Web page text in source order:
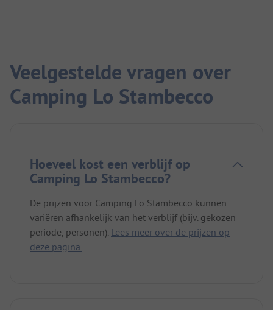
Veelgestelde vragen over
Camping Lo Stambecco
Hoeveel kost een verblijf op
Camping Lo Stambecco?
De prijzen voor Camping Lo Stambecco kunnen
variëren afhankelijk van het verblijf (bijv. gekozen
periode, personen). Lees meer over de prijzen op
deze pagina.